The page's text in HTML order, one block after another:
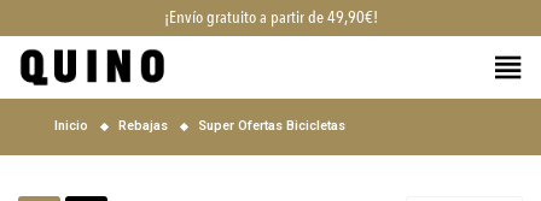
¡Envío gratuito a partir de 49,90€!
Inicio Rebajas Super Ofertas Bicicletas